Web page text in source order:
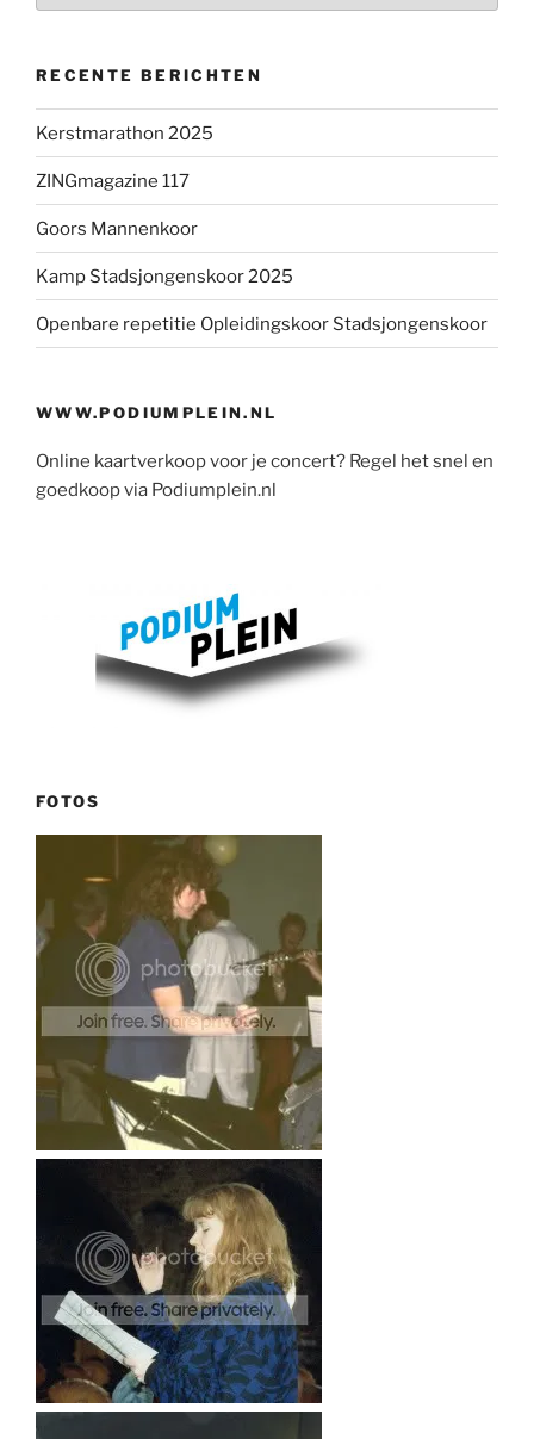
RECENTE BERICHTEN
Kerstmarathon 2025
ZINGmagazine 117
Goors Mannenkoor
Kamp Stadsjongenskoor 2025
Openbare repetitie Opleidingskoor Stadsjongenskoor
WWW.PODIUMPLEIN.NL
Online kaartverkoop voor je concert? Regel het snel en
goedkoop via Podiumplein.nl
FOTOS